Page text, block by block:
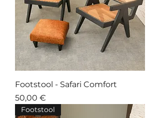
Footstool - Safari Comfort
Prix
50,00 €
Footstool